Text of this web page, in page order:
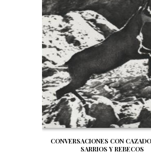
CONVERSACIONES CON
SARRIOS Y REBECOS